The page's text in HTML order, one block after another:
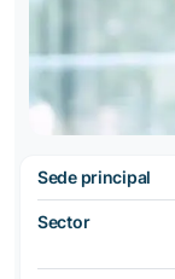
Sede principal
Sector